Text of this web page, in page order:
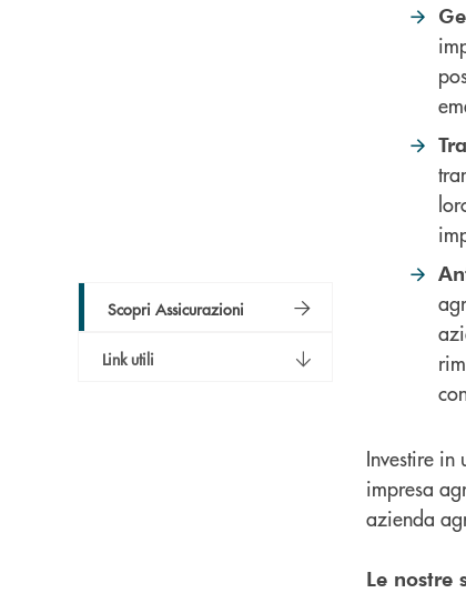
Scopri Assicurazioni
Link utili
Investire in
impresa
azienda
Le nostre